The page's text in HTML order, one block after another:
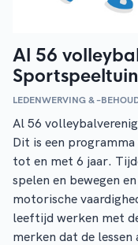
Al 56
LEDENWERVING &
Al 56
Dit is een
tot en met 6 jaar.
spelen en bewegen
motorische
leeftijd werken met
merken dat de lessen